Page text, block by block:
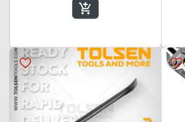
add_shopping_cart
favorite_border
favorite_border